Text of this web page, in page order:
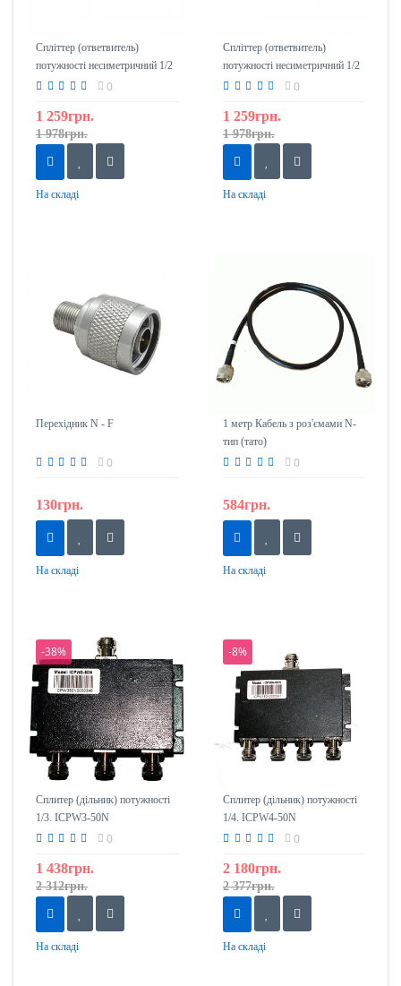
Спліттер (ответвитель)
потужності несиметричний 1/2
(6дБ) ICCC6-200N
0
1 259грн.
1 978грн.
На складі
Спліттер (ответвитель)
потужності несиметричний 1/2
(8дБ) ICCC8-200N
0
1 259грн.
1 978грн.
На складі
Перехідник N - F
0
130грн.
На складі
1 метр Кабель з роз'ємами N-
тип (тато)
0
584грн.
На складі
-38%
Сплитер (дільник) потужності
1/3. ICPW3-50N
0
1 438грн.
2 312грн.
На складі
-8%
Сплитер (дільник) потужності
1/4. ICPW4-50N
0
2 180грн.
2 377грн.
На складі